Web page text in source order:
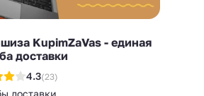
KupimZaVas - единая
доставки
4.3(23)
доставки